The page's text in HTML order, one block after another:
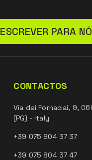
ESCREVER PARA
CONTACTOS
Via dei Fornaciai, 9,
(PG) - Italy
+39 075 804 37 37
+39 075 804 37 47